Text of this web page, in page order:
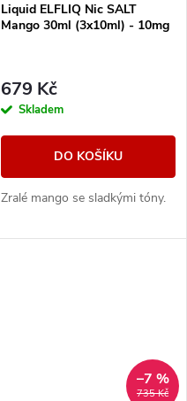
Liquid ELFLIQ Nic SALT
Mango 30ml (3x10ml) - 10mg
679 Kč
Skladem
DO KOŠÍKU
Zralé mango se sladkými tóny.
735 Kč
–7 %